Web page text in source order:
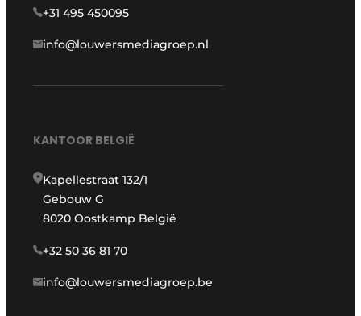
+31 495 450095
info@louwersmediagroep.nl
KANTOOR BELGIË
Kapellestraat 132/1
Gebouw G
8020 Oostkamp België
+32 50 36 81 70
info@louwersmediagroep.be